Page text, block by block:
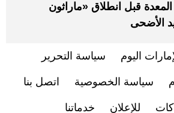
المعدة قبل انطلاق «ماراثون
الأضحى
اليوم سياسة التحرير
سياسة الخصوصية اتصل بنا
للإعلان خدماتنا